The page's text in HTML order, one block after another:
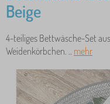
Beige
4-teiliges Bettwäsche-Set
Weidenkörbchen. .. mehr